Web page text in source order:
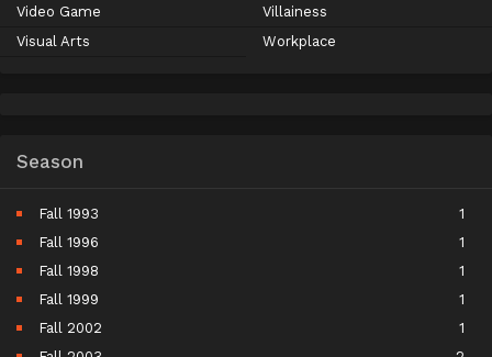
Video Game
Villainess
Visual Arts
Workplace
Season
Fall 1993
1
Fall 1996
1
Fall 1998
1
Fall 1999
1
Fall 2002
1